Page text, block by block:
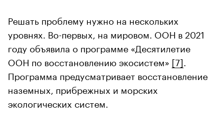
Решать проблему нужно на нескольких
уровнях. Во-первых, на мировом. ООН в 2021
году объявила о программе «Десятилетие
ООН по восстановлению экосистем» [7]
Программа предусматривает восстановление
наземных, прибрежных и морских
экологических систем.